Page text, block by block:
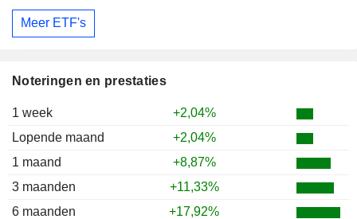
Meer ETF's
Noteringen en prestaties
1 week
+2,04%
Lopende maand
+2,04%
1 maand
+8,87%
3 maanden
+11,33%
6 maanden
+17,92%